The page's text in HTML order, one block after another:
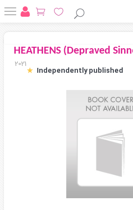
HEATHENS (Depraved
2021
‎ Independently published